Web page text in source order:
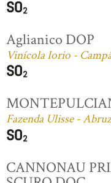
Aglianico DOP
Vinícola Iorio -
Fazenda Ulisse -
CANNONAU